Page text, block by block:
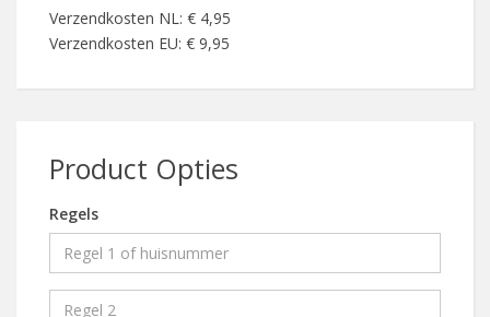
Verzendkosten NL: € 4,95
Verzendkosten EU: € 9,95
Product Opties
Regels